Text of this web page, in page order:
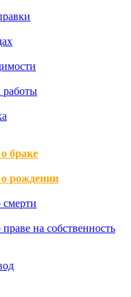
работы
браке
о рождении
смерти
на собственность